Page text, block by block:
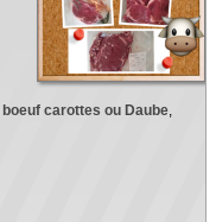
boeuf carottes ou Daube,